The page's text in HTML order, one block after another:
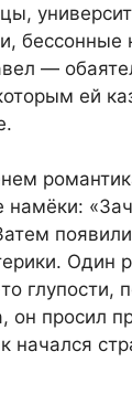
бессонные
—
ей
намёки:
Один
глупости,
он просил
начался